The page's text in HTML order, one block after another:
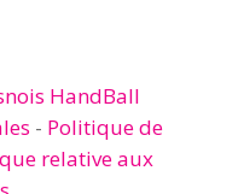
HandBall
- Politique de
relative aux